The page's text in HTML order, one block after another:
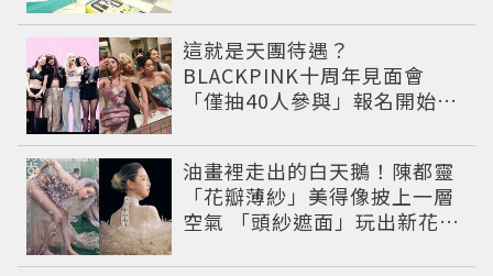
這就是天團待遇？
BLACKPINK十周年見面會
「僅抽40人參與」報名開始到
油畫裡走出的白天鵝！陳都靈
「花瓣薄紗」美得像披上一層
空氣 「頭紗遮面」玩出新花樣